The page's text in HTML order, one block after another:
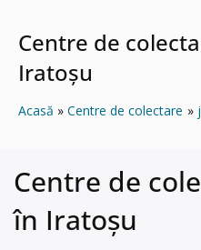
Centre de
Iratoşu
Acasă Centre de colectare
Centre de
în Iratoşu